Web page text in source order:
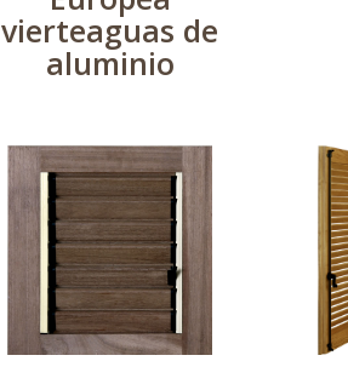
vierteaguas de
aluminio